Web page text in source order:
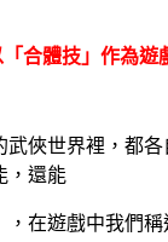
合體技」作為遊
俠世界裡，都
，還能
在遊戲中我們